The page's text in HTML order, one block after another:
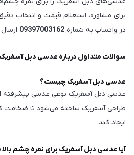
برای مشاوره، استعلام قیمت و انتخاب
در واتساپ به شماره 09397003162
سوالات متداول درباره عدسی دبل آسفریک
عدسی دبل آسفریک چیست؟
عدسی دبل آسفریک نوعی عدسی
طراحی آسفریک ساخته می‌شود تا ضخامت
ایجاد کند.
آیا عدسی دبل آسفریک برای نمره چشم